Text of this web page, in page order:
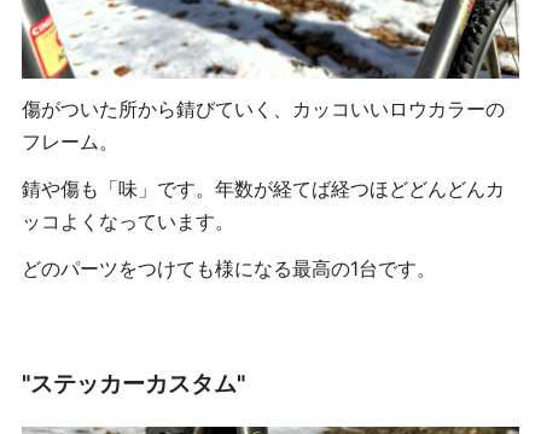
傷がついた所から錆びていく、カッコいいロウカラーの
フレーム。
錆や傷も「味」です。年数が経てば経つほどどんどんカ
ッコよくなっています。
どのパーツをつけても様になる最高の1台です。
"ステッカーカスタム"